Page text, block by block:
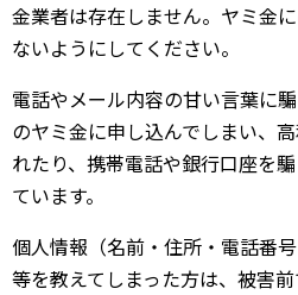
金業者は存在しません。ヤミ金
ないようにしてください。
電話やメール内容の甘い言葉に
のヤミ金に申し込んでしまい、
れたり、携帯電話や銀行口座を
ています。
個人情報（名前・住所・電話番
等を教えてしまった方は、被害